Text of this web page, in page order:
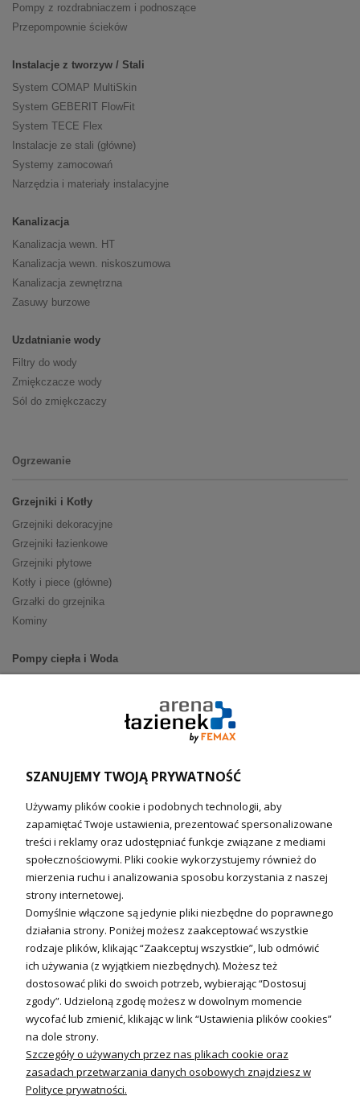
Pompy z rozdrabniaczem i podnoszące
Przepompownie ścieków
Instalacje z tworzyw / Stali
System COMAP MultiSkin
System GEBERIT FlowFit
System TECE Flex
Instalacje ze stali (główne)
Systemy zamocowań
Narzędzia i materiały instalacyjne
Kanalizacja
Kanalizacja wewn. HT
Kanalizacja wewn. niskoszumowa
Kanalizacja zewnętrzna
Zasuwy burzowe
Uzdatnianie wody
Filtry do wody
Zmiękczacze wody
Sól do zmiękczaczy
Ogrzewanie
Grzejniki i Kotły
Grzejniki dekoracyjne
Grzejniki łazienkowe
Grzejniki płytowe
Kotły i piece (główne)
Grzałki do grzejnika
Kominy
Pompy ciepła i Woda
Ogrzewanie podłogowe (główne)
Technika solarna
Fotowoltanika
Sterowniki i regulatory
Nagrzewnice i kurtyny
Kuchnia i Wentylacja
Kuchnia
Zlewozmywaki
Baterie kuchenne
Młynki do odpadów
Wentylacja i Informacje
SZANUJEMY TWOJĄ PRYWATNOŚĆ
Używamy plików cookie i podobnych technologii, aby
zapamiętać Twoje ustawienia, prezentować spersonalizowane
treści i reklamy oraz udostępniać funkcje związane z mediami
społecznościowymi. Pliki cookie wykorzystujemy również do
mierzenia ruchu i analizowania sposobu korzystania z naszej
strony internetowej.
Domyślnie włączone są jedynie pliki niezbędne do poprawnego
działania strony. Poniżej możesz zaakceptować wszystkie
rodzaje plików, klikając “Zaakceptuj wszystkie”, lub odmówić
ich używania (z wyjątkiem niezbędnych). Możesz też
dostosować pliki do swoich potrzeb, wybierając “Dostosuj
zgody”. Udzieloną zgodę możesz w dowolnym momencie
wycofać lub zmienić, klikając w link “Ustawienia plików cookies”
na dole strony.
Szczegóły o używanych przez nas plikach cookie oraz
zasadach przetwarzania danych osobowych znajdziesz w
Polityce prywatności.